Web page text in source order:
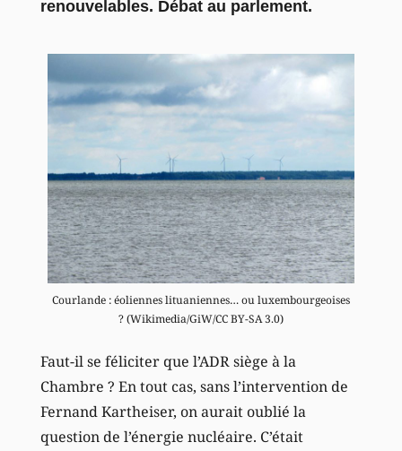
renouvelables. Débat au parlement.
Courlande : éoliennes lituaniennes… ou luxembourgeoises
? (Wikimedia/GiW/CC BY-SA 3.0)
Faut-il se féliciter que l’ADR siège à la
Chambre ? En tout cas, sans l’intervention de
Fernand Kartheiser, on aurait oublié la
question de l’énergie nucléaire. C’était